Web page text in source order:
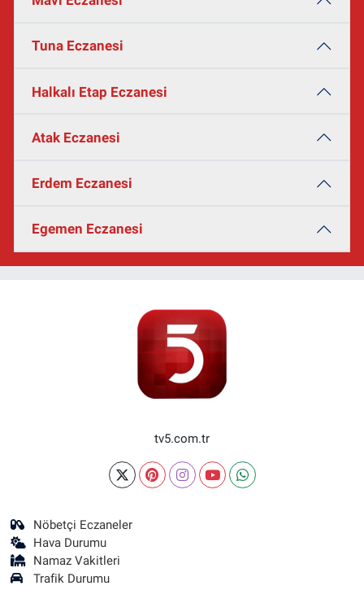
Tuna Eczanesi
Halkalı Etap Eczanesi
Atak Eczanesi
Erdem Eczanesi
Egemen Eczanesi
tv5.com.tr
Nöbetçi Eczaneler
Hava Durumu
Namaz Vakitleri
Trafik Durumu